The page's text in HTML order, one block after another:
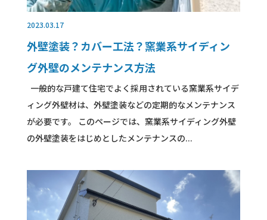
2023.03.17
外壁塗装？カバー工法？窯業系サイディン
グ外壁のメンテナンス方法
一般的な戸建て住宅でよく採用されている窯業系サイデ
ィング外壁材は、外壁塗装などの定期的なメンテナンス
が必要です。 このページでは、窯業系サイディング外壁
の外壁塗装をはじめとしたメンテナンスの...